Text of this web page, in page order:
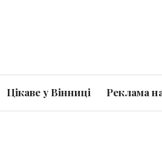
Цікаве у Вінниці Реклама